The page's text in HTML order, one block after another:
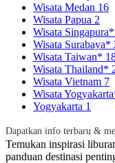
Wisata Medan 16
Wisata Papua 2
Wisata Singapura*
Wisata Surabaya*
Wisata Taiwan*
Wisata Thailand*
Wisata Vietnam 7
Wisata
Yogyakarta 1
Dapatkan info terbaru &
Temukan inspirasi
panduan destinasi